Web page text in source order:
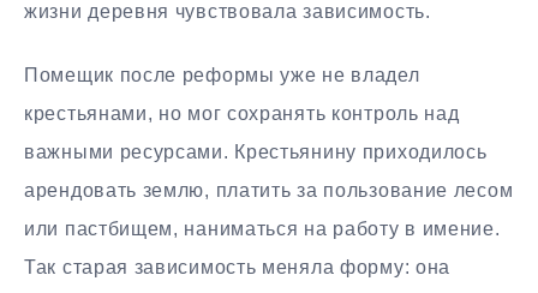
жизни деревня чувствовала зависимость.
Помещик после реформы уже не владел
крестьянами, но мог сохранять контроль над
важными ресурсами. Крестьянину приходилось
арендовать землю, платить за пользование лесом
или пастбищем, наниматься на работу в имение.
Так старая зависимость меняла форму: она